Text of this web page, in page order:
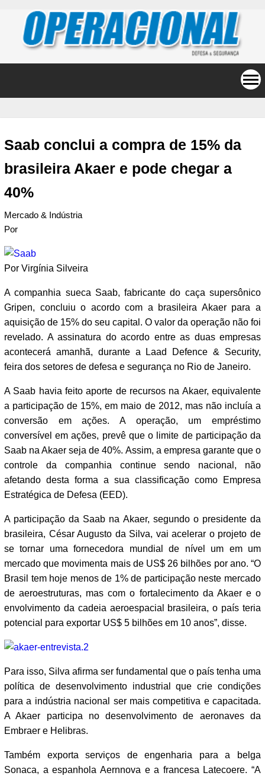
Saab conclui a compra de 15% da
brasileira Akaer e pode chegar a
40%
Mercado & Indústria
Por
Por Virgínia Silveira
A companhia sueca Saab, fabricante do caça supersônico
Gripen, concluiu o acordo com a brasileira Akaer para a
aquisição de 15% do seu capital. O valor da operação não foi
revelado. A assinatura do acordo entre as duas empresas
acontecerá amanhã, durante a Laad Defence & Security,
feira dos setores de defesa e segurança no Rio de Janeiro.
A Saab havia feito aporte de recursos na Akaer, equivalente
a participação de 15%, em maio de 2012, mas não incluía a
conversão em ações. A operação, um empréstimo
conversível em ações, prevê que o limite de participação da
Saab na Akaer seja de 40%. Assim, a empresa garante que o
controle da companhia continue sendo nacional, não
afetando desta forma a sua classificação como Empresa
Estratégica de Defesa (EED).
A participação da Saab na Akaer, segundo o presidente da
brasileira, César Augusto da Silva, vai acelerar o projeto de
se tornar uma fornecedora mundial de nível um em um
mercado que movimenta mais de US$ 26 bilhões por ano. “O
Brasil tem hoje menos de 1% de participação neste mercado
de aeroestruturas, mas com o fortalecimento da Akaer e o
envolvimento da cadeia aeroespacial brasileira, o país teria
potencial para exportar US$ 5 bilhões em 10 anos”, disse.
Para isso, Silva afirma ser fundamental que o país tenha uma
política de desenvolvimento industrial que crie condições
para a indústria nacional ser mais competitiva e capacitada.
A Akaer participa no desenvolvimento de aeronaves da
Embraer e Helibras.
Também exporta serviços de engenharia para a belga
Sonaca, a espanhola Aernnova e a francesa Latecoere. “A